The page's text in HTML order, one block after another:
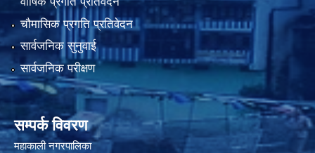
चौमासिक प्रगति प्रतिवेदन
सार्वजनिक सुनुवाई
सार्वजनिक परीक्षण
सम्पर्क विवरण
महाकाली नगरपालिका